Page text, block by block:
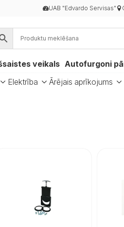
UAB "Edvardo Servisas"
veikals Autofurgoni
Elektrība Ārējais aprīkojums